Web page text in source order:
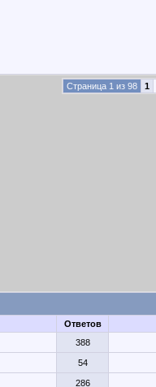
Страница 1 из 98 1
Ответов
388
54
286